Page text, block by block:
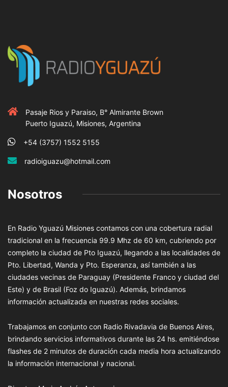
Pasaje Rios y Paraiso, B° Almirante Brown
Puerto Iguazú, Misiones, Argentina
+54 (3757) 1552 5155
radioiguazu@hotmail.com
Nosotros
En Radio Yguazú Misiones contamos con una cobertura radial
tradicional en la frecuencia 99.9 Mhz de 60 km, cubriendo por
completo la ciudad de Pto Iguazú, llegando a las localidades de
Pto. Libertad, Wanda y Pto. Esperanza, así también a las
ciudades vecinas de Paraguay (Presidente Franco y ciudad del
Este) y de Brasil (Foz do Iguazú). Además, brindamos
información actualizada en nuestras redes sociales.
Trabajamos en conjunto con Radio Rivadavia de Buenos Aires,
brindando servicios informativos durante las 24 hs. emitiéndose
flashes de 2 minutos de duración cada media hora actualizando
la información internacional y nacional.